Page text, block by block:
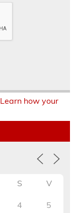
Learn how your
S V
4 5